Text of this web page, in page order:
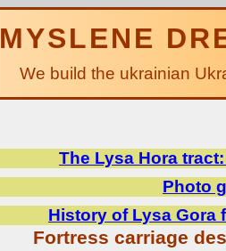
MYSLENE
We build the ukrainian
The Lysa Hora
Photo
History of Lysa Gora
Fortress carriage